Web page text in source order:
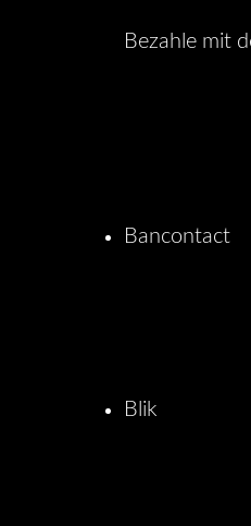
Bezahle mit
Bancontact
Blik